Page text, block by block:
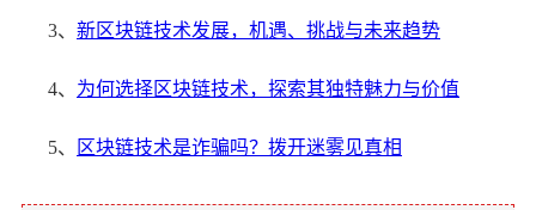
3、 新区块链技术发展，机遇、挑战与未来趋势
4、 为何选择区块链技术，探索其独特魅力与价值
5、 区块链技术是诈骗吗？拨开迷雾见真相